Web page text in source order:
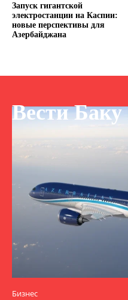
Запуск гигантской
электростанции на Каспии:
новые перспективы для
Азербайджана
Вести Баку
Бизнес